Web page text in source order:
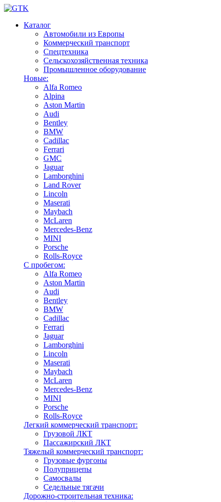
Каталог
Автомобили из Европы
Коммерческий транспорт
Спецтехника
Сельскохозяйственная техника
Промышленное оборудование
Новые:
Alfa Romeo
Alpina
Aston Martin
Audi
Bentley
BMW
Cadillac
Ferrari
GMC
Jaguar
Lamborghini
Land Rover
Lincoln
Maserati
Maybach
McLaren
Mercedes-Benz
MINI
Porsche
Rolls-Royce
С пробегом:
Alfa Romeo
Aston Martin
Audi
Bentley
BMW
Cadillac
Ferrari
Jaguar
Lamborghini
Lincoln
Maserati
Maybach
McLaren
Mercedes-Benz
MINI
Porsche
Rolls-Royce
Легкий коммерческий транспорт:
Грузовой ЛКТ
Пассажирский ЛКТ
Тяжелый коммерческий транспорт:
Грузовые фургоны
Полуприцепы
Самосвалы
Седельные тягачи
Дорожно-строительная техника: